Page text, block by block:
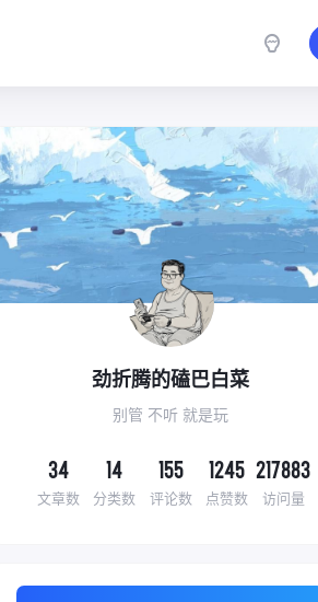
劲折腾的磕巴白菜
别管 不听 就是玩
34
文章数
14
分类数
155
评论数
1245
点赞数
217883
访问量